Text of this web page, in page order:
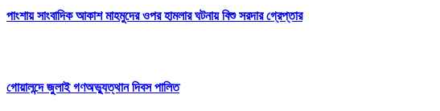
পাংশায় সাংবাদিক আকাশ মাহমুদের ওপর হামলার ঘটনায় বিশু সরদার গ্রেপ্তার
গোয়ালন্দে জুলাই গণঅভ্যুত্থান দিবস পালিত